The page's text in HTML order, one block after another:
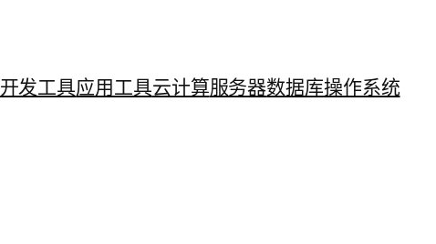
开发工具应用工具云计算服务器数据库操作系统